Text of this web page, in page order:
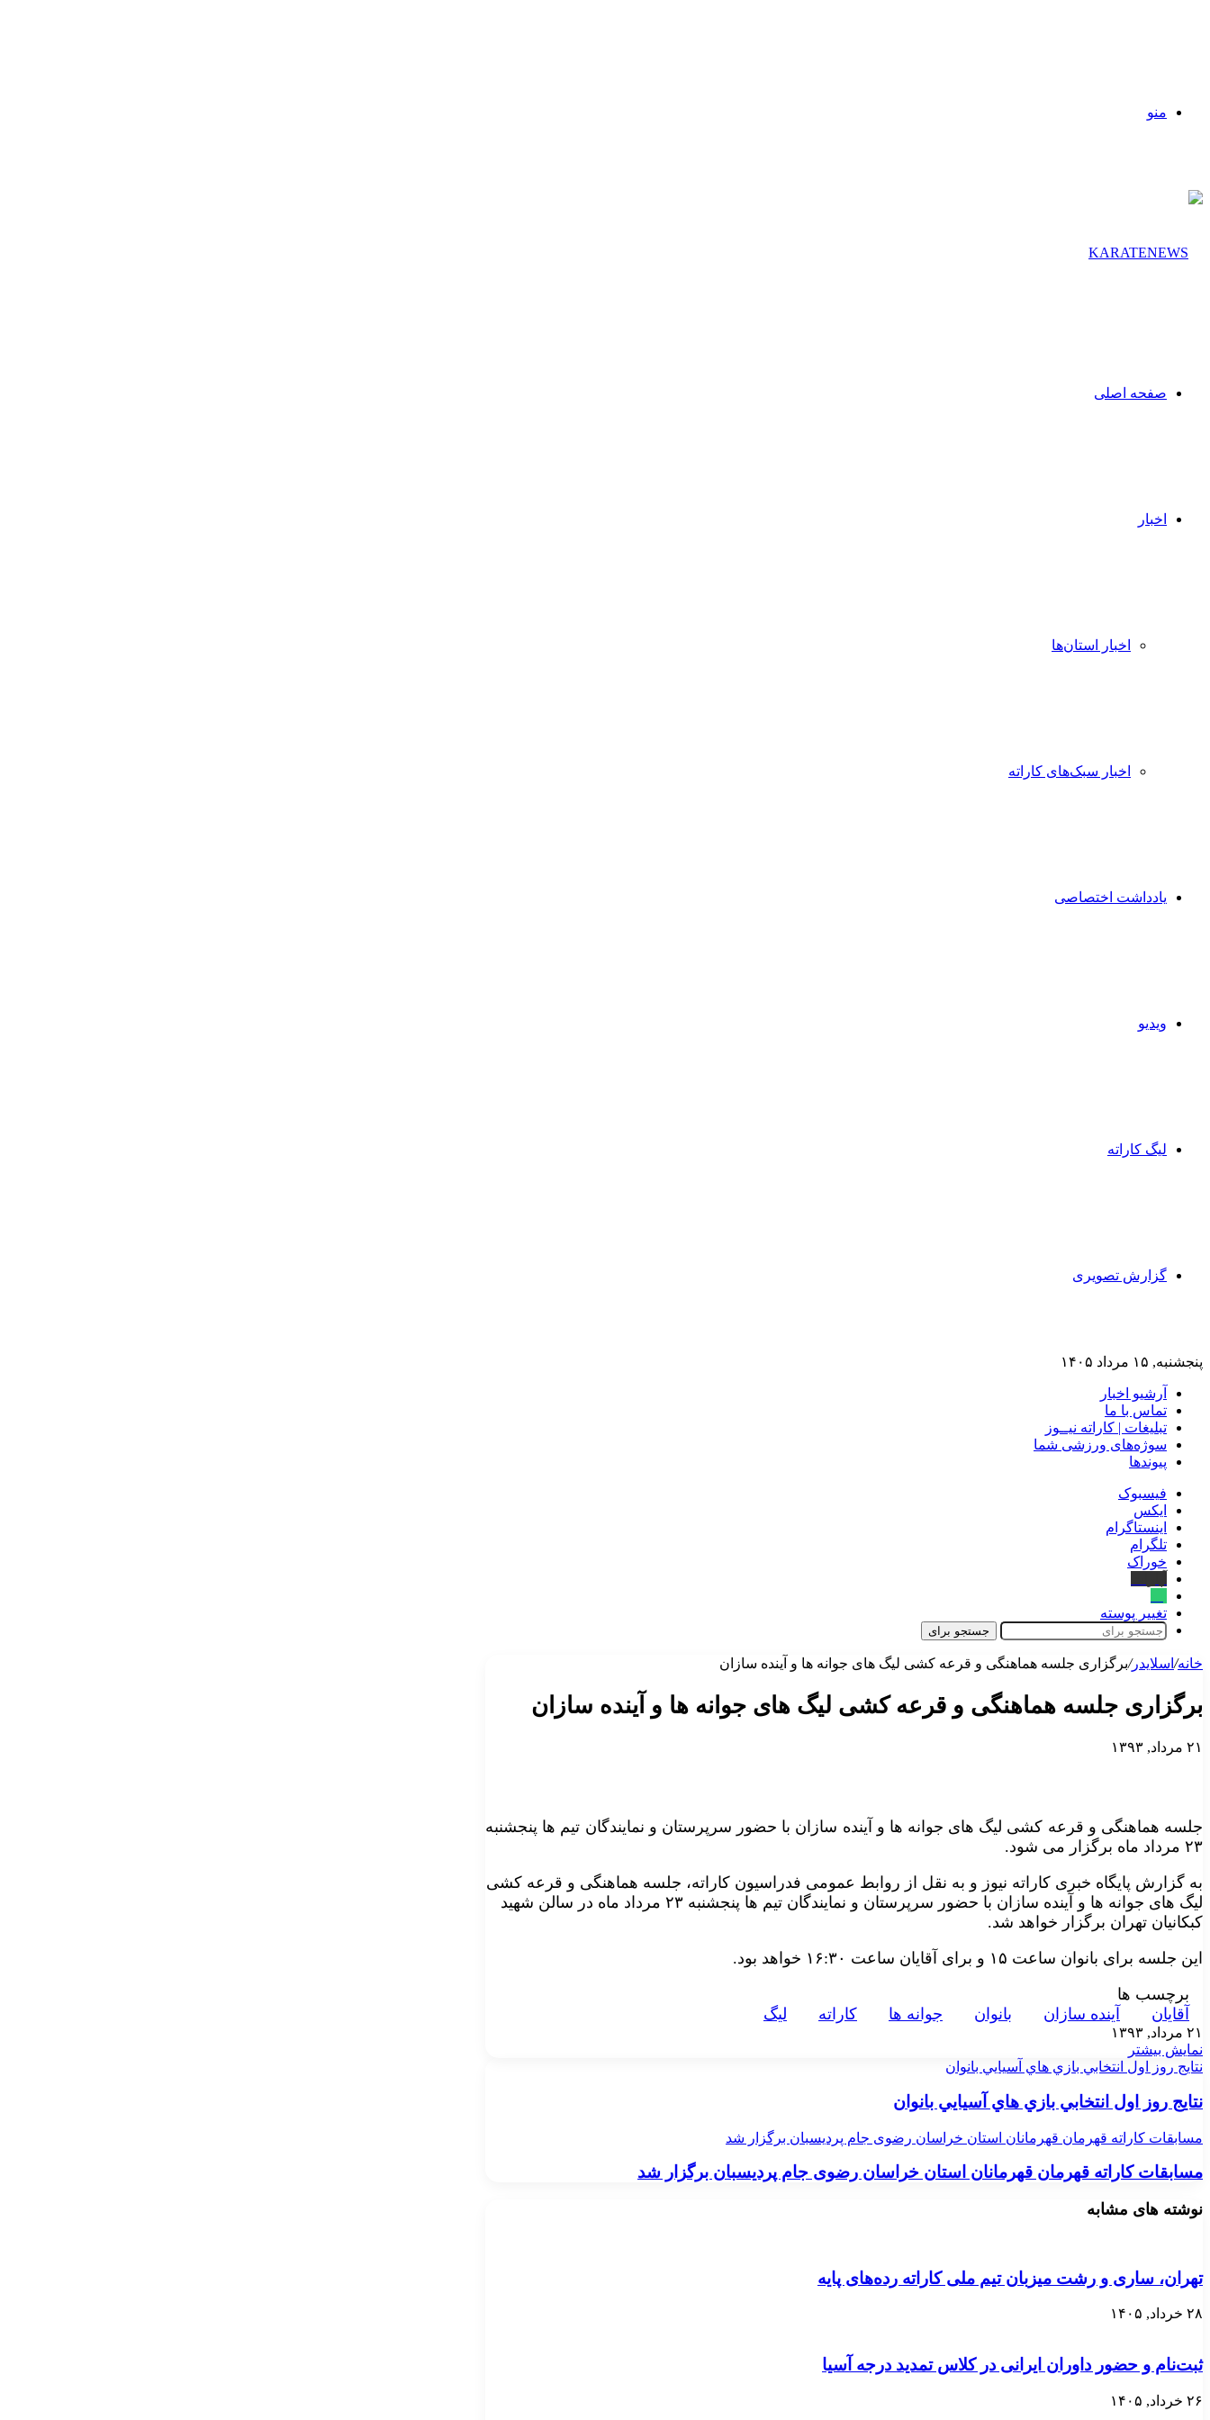
منو
صفحه اصلی
اخبار
اخبار استان‌ها
اخبار سبک‌های کاراته
یادداشت اختصاصی
ویدیو
لیگ کاراته
گزارش تصویری
پنجشنبه, ۱۵ مرداد ۱۴۰۵
آرشیو اخبار
تماس‌ با‌ ما
تبلیغات | کاراته نیــوز
سوژه‌های ورزشی شما
پیوندها
فیسبوک
ایکس
اینستاگرام
تلگرام
خوراک
تغییر پوسته
جستجو برای
خانه/ اسلایدر/برگزاری جلسه هماهنگی و قرعه کشی لیگ های جوانه ها و آینده سازان
برگزاری جلسه هماهنگی و قرعه کشی لیگ های جوانه ها و آینده سازان
۲۱ مرداد, ۱۳۹۳
جلسه هماهنگی و قرعه کشی لیگ های جوانه ها و آینده سازان با حضور سرپرستان و نمایندگان تیم ها پنجشنبه
۲۳ مرداد ماه برگزار می شود.
به گزارش پایگاه خبری کاراته نیوز و به نقل از روابط عمومی فدراسیون کاراته، جلسه هماهنگی و قرعه کشی
لیگ های جوانه ها و آینده سازان با حضور سرپرستان و نمایندگان تیم ها پنجشنبه ۲۳ مرداد ماه در سالن شهید
کبکانیان تهران برگزار خواهد شد.
این جلسه برای بانوان ساعت ۱۵ و برای آقایان ساعت ۱۶:۳۰ خواهد بود.
برچسب ها
آقايان
آينده سازان بانوان جوانه ها کاراته ليگ
۲۱ مرداد, ۱۳۹۳
نمایش بیشتر
نتايج روز اول انتخابي بازي هاي آسيايي بانوان
نتايج روز اول انتخابي بازي هاي آسيايي بانوان
مسابقات کاراته قهرمان قهرمانان استان خراسان رضوی جام پردیسبان برگزار شد
مسابقات کاراته قهرمان قهرمانان استان خراسان رضوی جام پردیسبان برگزار شد
نوشته های مشابه
تهران، ساری و رشت میزبان تیم ملی کاراته رده‌های پایه
۲۸ خرداد, ۱۴۰۵
ثبت‌نام و حضور داوران ایرانی در کلاس تمدید درجه آسیا
۲۶ خرداد, ۱۴۰۵